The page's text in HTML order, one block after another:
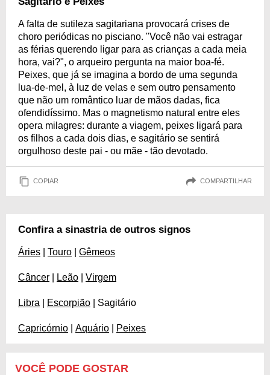
A falta de sutileza sagitariana provocará crises de
choro periódicas no pisciano. "Você não vai estragar
as férias querendo ligar para as crianças a cada meia
hora, vai?", o arqueiro pergunta na maior boa-fé.
Peixes, que já se imagina a bordo de uma segunda
lua-de-mel, à luz de velas e sem outro pensamento
que não um romântico luar de mãos dadas, fica
ofendidíssimo. Mas o magnetismo natural entre eles
opera milagres: durante a viagem, peixes ligará para
os filhos a cada dois dias, e sagitário se sentirá
orgulhoso deste pai - ou mãe - tão devotado.
COPIAR COMPARTILHAR
Confira a sinastria de outros signos
Áries Touro Gêmeos
Câncer Leão Virgem
Libra Escorpião | Sagitário
Capricórnio Aquário Peixes
VOCÊ PODE GOSTAR